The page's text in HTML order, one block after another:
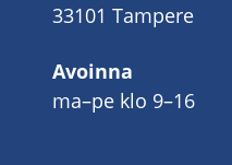
33101 Tampere
Avoinna
ma–pe klo 9–16